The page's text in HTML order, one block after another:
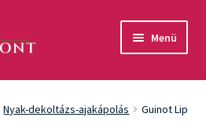
Menü
Nyak-dekoltázs-ajakápolás
Guinot Lip